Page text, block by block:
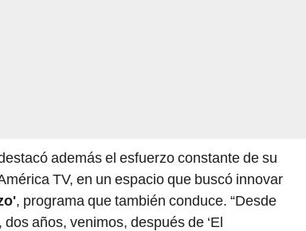
además el esfuerzo constante de su
TV, en un espacio que buscó innovar
, programa que también conduce. “Desde
años, venimos, después de ‘El